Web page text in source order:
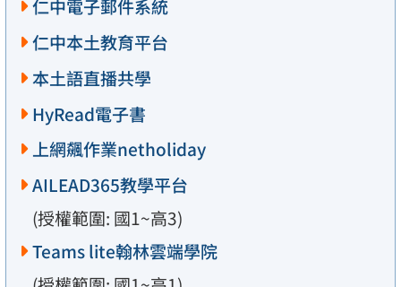
仁中電子郵件系統
仁中本土教育平台
本土語直播共學
HyRead電子書
上網飆作業netholiday
AILEAD365教學平台
(授權範圍: 國1~高3)
Teams lite翰林雲端學院